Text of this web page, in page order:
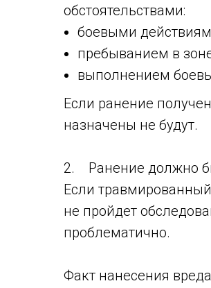
обстоятельствами:
боевыми
пребыванием в
выполнением
Если ранение
назначены не будут.
2. Ранение должно
Если
не пройдет
проблематично.
Факт нанесения